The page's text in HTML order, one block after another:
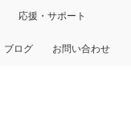
応援・サポート
ブログ お問い合わせ